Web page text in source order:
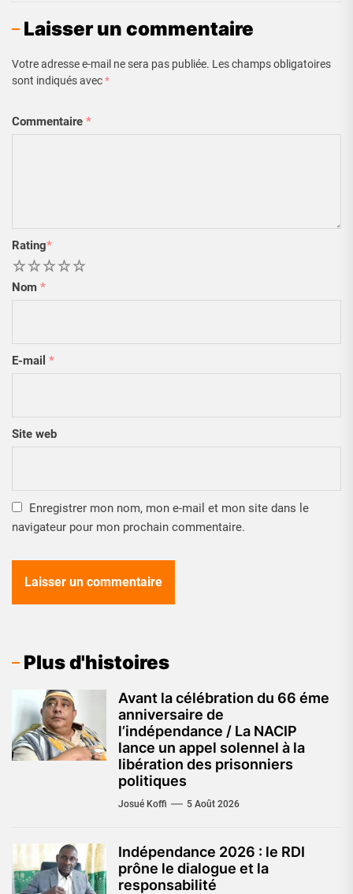
Laisser un commentaire
Votre adresse e-mail ne sera pas publiée. Les champs obligatoires
sont indiqués avec*
Commentaire *
Rating*
5
4
3
2
Nom *
E-mail *
Site web
Enregistrer mon nom, mon e-mail et mon site dans le
navigateur pour mon prochain commentaire.
Plus d'histoires
Avant la célébration du 66 éme
anniversaire de
l’indépendance / La NACIP
lance un appel solennel à la
libération des prisonniers
politiques
Josué Koffi 5 Août 2026
Indépendance 2026 : le RDI
prône le dialogue et la
responsabilité